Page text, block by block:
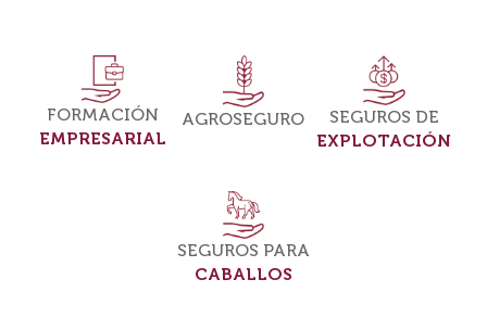
FORMACIÓN
EMPRESARIAL
AGROSEGURO
SEGUROS DE
EXPLOTACIÓN
SEGUROS PARA
CABALLOS